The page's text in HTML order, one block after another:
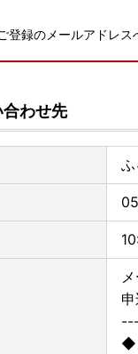
登録のメールアドレ
わせ先
◆